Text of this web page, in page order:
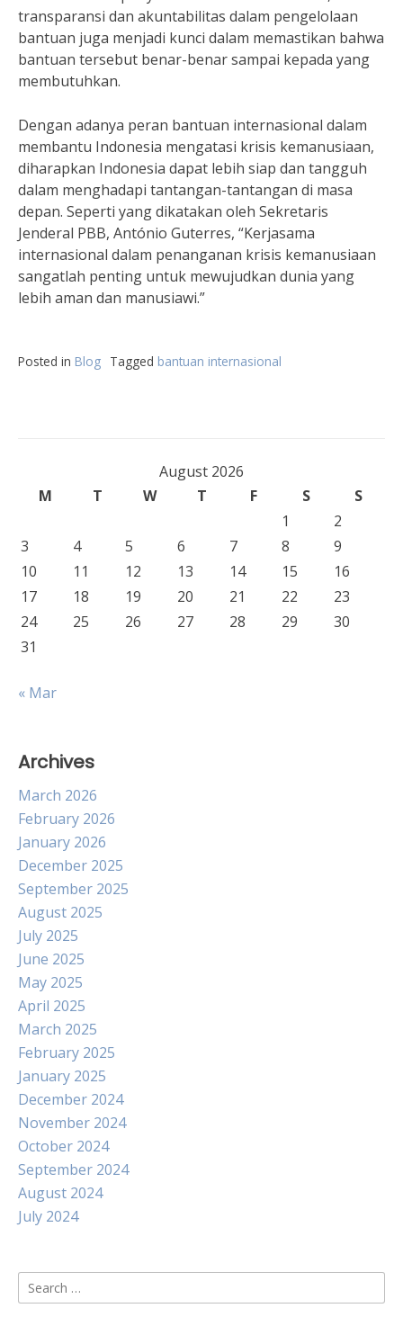
transparansi dan akuntabilitas dalam pengelolaan
bantuan juga menjadi kunci dalam memastikan bahwa
bantuan tersebut benar-benar sampai kepada yang
membutuhkan.
Dengan adanya peran bantuan internasional dalam
membantu Indonesia mengatasi krisis kemanusiaan,
diharapkan Indonesia dapat lebih siap dan tangguh
dalam menghadapi tantangan-tantangan di masa
depan. Seperti yang dikatakan oleh Sekretaris
Jenderal PBB, António Guterres, “Kerjasama
internasional dalam penanganan krisis kemanusiaan
sangatlah penting untuk mewujudkan dunia yang
lebih aman dan manusiawi.”
Posted in Blog Tagged bantuan internasional
August 2026
M
T W T F S
S
1
2
3
4 5 6 7 8
9
10
11 12 13 14 15
16
17
18 19 20 21 22
23
24
25 26 27 28 29
30
31
« Mar
Archives
March 2026
February 2026
January 2026
December 2025
September 2025
August 2025
July 2025
June 2025
May 2025
April 2025
March 2025
February 2025
January 2025
December 2024
November 2024
October 2024
September 2024
August 2024
July 2024
Search
for: